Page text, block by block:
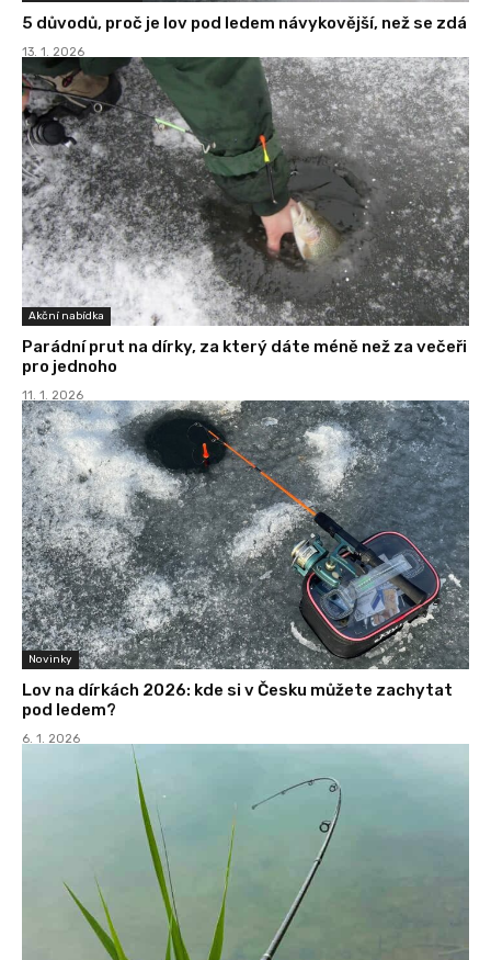
5 důvodů, proč je lov pod ledem návykovější, než se zdá
13. 1. 2026
Akční nabídka
Parádní prut na dírky, za který dáte méně než za večeři
pro jednoho
11. 1. 2026
Novinky
Lov na dírkách 2026: kde si v Česku můžete zachytat
pod ledem?
6. 1. 2026